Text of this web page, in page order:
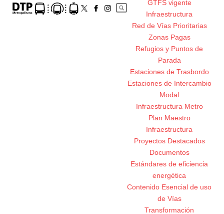
GTFS vigente
Infraestructura
Red de Vías Prioritarias
Zonas Pagas
Refugios y Puntos de
Parada
Estaciones de Trasbordo
Estaciones de Intercambio
Modal
Infraestructura Metro
Plan Maestro
Infraestructura
Proyectos Destacados
Documentos
Estándares de eficiencia
energética
Contenido Esencial de uso
de Vías
Transformación